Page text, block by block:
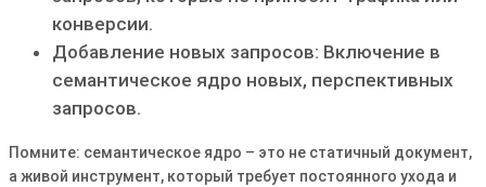
конверсии․
Добавление новых запросов: Включение в
семантическое ядро новых, перспективных
запросов․
Помните: семантическое ядро – это не статичный документ,
а живой инструмент, который требует постоянного ухода и